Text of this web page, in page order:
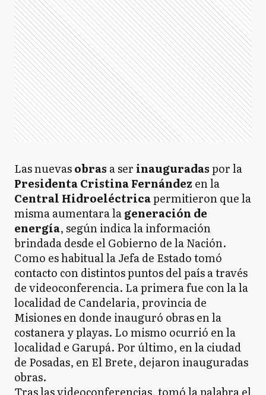
Las nuevasobras a ser inauguradaspor la
Presidenta Cristina Fernández en la
Central Hidroeléctricapermitieron que la
misma aumentara lageneración de
energía, según indica la información
brindada desde el Gobierno de la Nación.
Como es habitual la Jefa de Estado tomó
contacto con distintos puntos del país a través
de videoconferencia. La primera fue con la la
localidad de Candelaria, provincia de
Misiones en donde inauguró obras en la
costanera y playas. Lo mismo ocurrió en la
localidad e Garupá. Por último, en la ciudad
de Posadas, en El Brete, dejaron inauguradas
obras.
Tras las videoconferencias, tomó la palabra el